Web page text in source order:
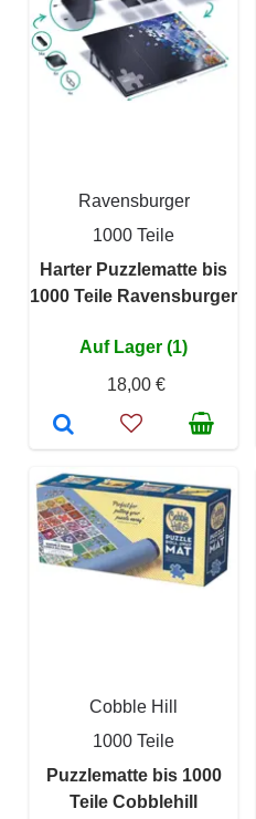
Ravensburger
1000 Teile
Harter Puzzlematte bis
1000 Teile Ravensburger
Auf Lager (1)
18,00 €
Cobble Hill
1000 Teile
Puzzlematte bis 1000
Teile Cobblehill